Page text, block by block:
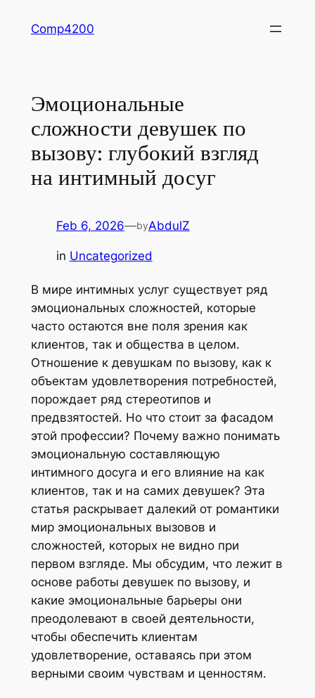
Comp4200
Эмоциональные
сложности девушек по
вызову: глубокий взгляд
на интимный досуг
Feb 6, 2026—byAbdulZ
in Uncategorized
В мире интимных услуг существует ряд
эмоциональных сложностей, которые
часто остаются вне поля зрения как
клиентов, так и общества в целом.
Отношение к девушкам по вызову, как к
объектам удовлетворения потребностей,
порождает ряд стереотипов и
предвзятостей. Но что стоит за фасадом
этой профессии? Почему важно понимать
эмоциональную составляющую
интимного досуга и его влияние на как
клиентов, так и на самих девушек? Эта
статья раскрывает далекий от романтики
мир эмоциональных вызовов и
сложностей, которых не видно при
первом взгляде. Мы обсудим, что лежит в
основе работы девушек по вызову, и
какие эмоциональные барьеры они
преодолевают в своей деятельности,
чтобы обеспечить клиентам
удовлетворение, оставаясь при этом
верными своим чувствам и ценностям.